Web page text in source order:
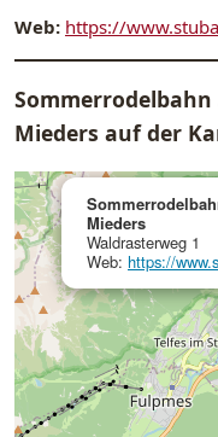
Web: https://
Mieders auf der
Mieders
Waldrasterweg 1
Web: https://